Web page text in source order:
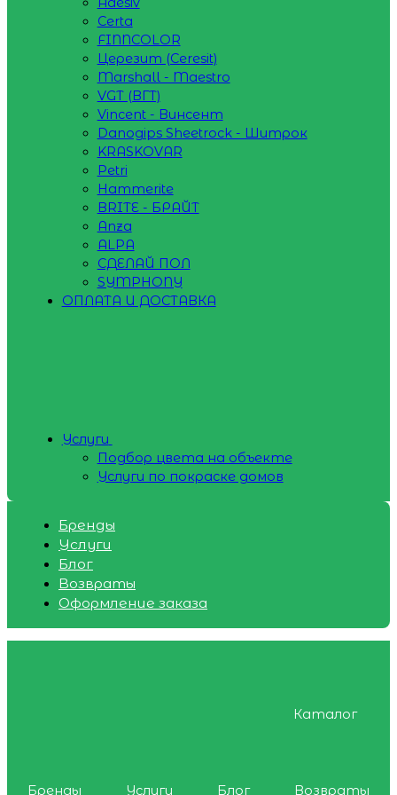
Certa
FINNCOLOR
Церезит (Ceresit)
Marshall - Maestro
VGT (ВГТ)
Vincent - Винсент
Danogips Sheetrock - Шитрок
KRASKOVAR
Petri
Hammerite
BRITE - БРАЙТ
Anza
ALPA
СДЕЛАЙ ПОЛ
SYMPHONY
ОПЛАТА И ДОСТАВКА
Услуги
Подбор цвета на объекте
Услуги по покраске домов
Бренды
Услуги
Блог
Возвраты
Оформление заказа
Каталог
Бренды Услуги Блог
Возвраты